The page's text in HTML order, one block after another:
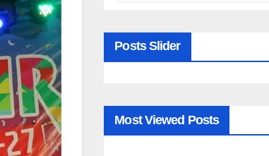
Posts Slider
Most Viewed Posts